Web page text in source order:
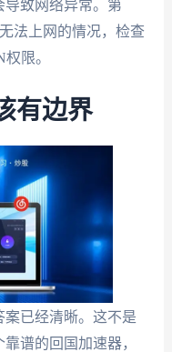
导致网络异常。第
法上网的情况，检查
限。
有边界
已经清晰。这不是
谱的回国加速器，